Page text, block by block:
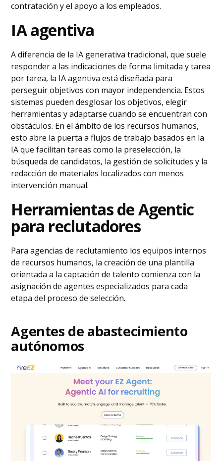
contratación y el apoyo a los empleados.
IA agentiva
A diferencia de la IA generativa tradicional, que suele
responder a las indicaciones de forma limitada y tarea
por tarea, la IA agentiva está diseñada para
perseguir objetivos con mayor independencia. Estos
sistemas pueden desglosar los objetivos, elegir
herramientas y adaptarse cuando se encuentran con
obstáculos. En el ámbito de los recursos humanos,
esto abre la puerta a flujos de trabajo basados en la
IA que facilitan tareas como la preselección, la
búsqueda de candidatos, la gestión de solicitudes y la
redacción de materiales localizados con menos
intervención manual.
Herramientas de Agentic
para reclutadores
Para agencias de reclutamiento los equipos internos
de recursos humanos, la creación de una plantilla
orientada a la captación de talento comienza con la
asignación de agentes especializados para cada
etapa del proceso de selección.
Agentes de abastecimiento
autónomos